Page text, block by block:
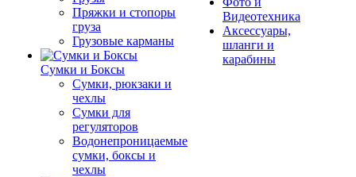
Пряжки и стопоры
груза
Грузовые карманы
Сумки и Боксы
Сумки, рюкзаки и
чехлы
Сумки для
регуляторов
Водонепроницаемые
сумки, боксы и
чехлы
Видеотехника
Аксессуары,
шланги и
карабины